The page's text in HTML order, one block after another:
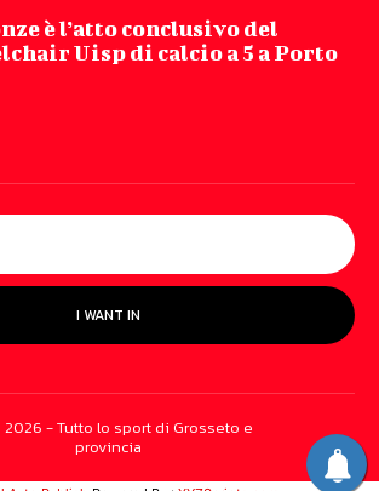
è l’atto conclusivo del
Uisp di calcio a 5 a Porto
I WANT IN
2026 - Tutto lo sport di Grosseto e
provincia